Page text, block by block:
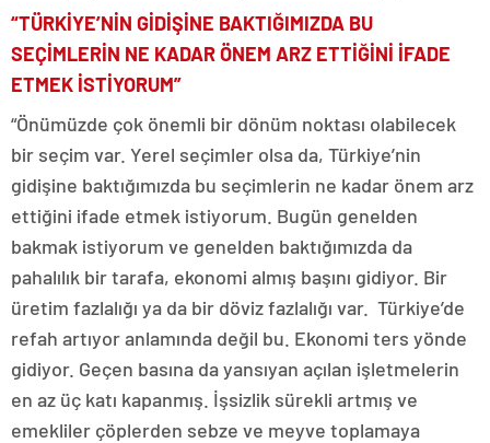
“TÜRKİYE’NİN GİDİŞİNE BAKTIĞIMIZDA BU
SEÇİMLERİN NE KADAR ÖNEM ARZ ETTİĞİNİ İFADE
ETMEK İSTİYORUM”
“Önümüzde çok önemli bir dönüm noktası olabilecek
bir seçim var. Yerel seçimler olsa da, Türkiye’nin
gidişine baktığımızda bu seçimlerin ne kadar önem arz
ettiğini ifade etmek istiyorum. Bugün genelden
bakmak istiyorum ve genelden baktığımızda da
pahalılık bir tarafa, ekonomi almış başını gidiyor. Bir
üretim fazlalığı ya da bir döviz fazlalığı var. Türkiye’de
refah artıyor anlamında değil bu. Ekonomi ters yönde
gidiyor. Geçen basına da yansıyan açılan işletmelerin
en az üç katı kapanmış. İşsizlik sürekli artmış ve
emekliler çöplerden sebze ve meyve toplamaya